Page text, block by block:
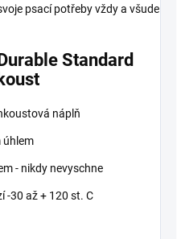
psací potřeby vždy a všude
Standard
náplň
úhlem
- nikdy nevyschne
-30 až + 120 st. C